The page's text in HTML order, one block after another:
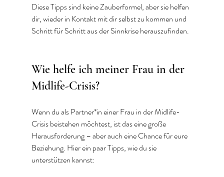
Diese Tipps sind keine Zauberformel, aber sie helfen
dir, wieder in Kontakt mit dir selbst zu kommen und
Schritt für Schritt aus der Sinnkrise herauszufinden.
Wie helfe ich meiner Frau in der
Midlife-Crisis?
Wenn du als Partner*in einer Frau in der Midlife-
Crisis beistehen möchtest, ist das eine große
Herausforderung – aber auch eine Chance für eure
Beziehung. Hier ein paar Tipps, wie du sie
unterstützen kannst: